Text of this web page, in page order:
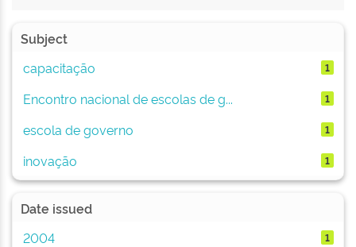
Subject
capacitação
1
Encontro nacional de escolas de g... 1
escola de governo 1
inovação 1
Date issued
2004
1